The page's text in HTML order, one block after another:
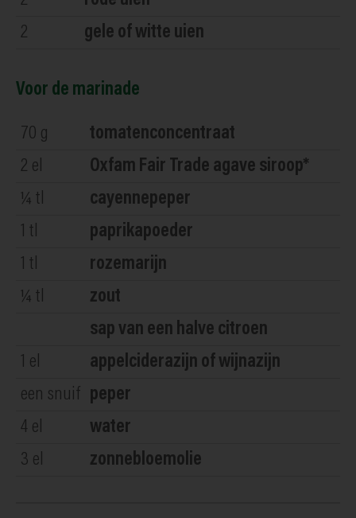
2
gele of witte uien
Voor de marinade
70 g
tomatenconcentraat
2 el
Oxfam Fair Trade agave siroop*
¼ tl
cayennepeper
1 tl
paprikapoeder
1 tl
rozemarijn
¼ tl
zout
sap van een halve citroen
1 el
appelciderazijn of wijnazijn
een snuif peper
4 el
water
3 el zonnebloemolie